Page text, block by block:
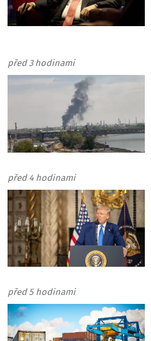
před 3 hodinami
před 4 hodinami
před 5 hodinami